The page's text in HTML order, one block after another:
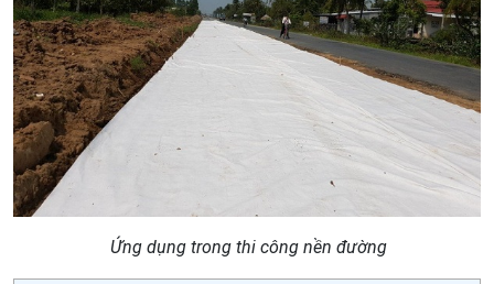
Ứng dụng trong thi công nền đường